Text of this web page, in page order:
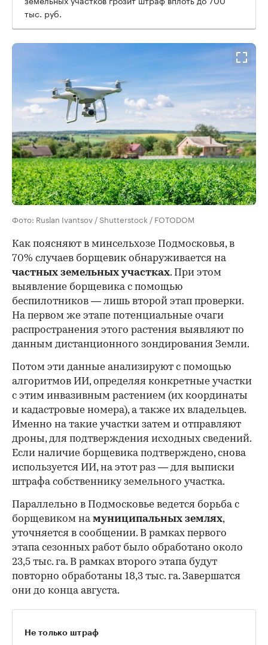
тыс. руб.
Фото: Ruslan Ivantsov / Shutterstock / FOTODOM
Как поясняют в минсельхозе Подмосковья, в
70% случаев борщевик обнаруживается на
частных земельных участках. При этом
выявление борщевика с помощью
беспилотников — лишь второй этап проверки.
На первом же этапе потенциальные очаги
распространения этого растения выявляют по
данным дистанционного зондирования Земли.
Потом эти данные анализируют с помощью
алгоритмов ИИ, определяя конкретные участки
с этим инвазивным растением (их координаты
и кадастровые номера), а также их владельцев.
Именно на такие участки затем и отправляют
дроны, для подтверждения исходных сведений.
Если наличие борщевика подтверждено, снова
используется ИИ, на этот раз — для выписки
штрафа собственнику земельного участка.
Параллельно в Подмосковье ведется борьба с
борщевиком намуниципальных землях,
уточняется в сообщении. В рамках первого
этапа сезонных работ было обработано около
23,5 тыс. га. В рамках второго этапа будут
повторно обработаны 18,3 тыс. га. Завершатся
они до конца августа.
Не только штраф